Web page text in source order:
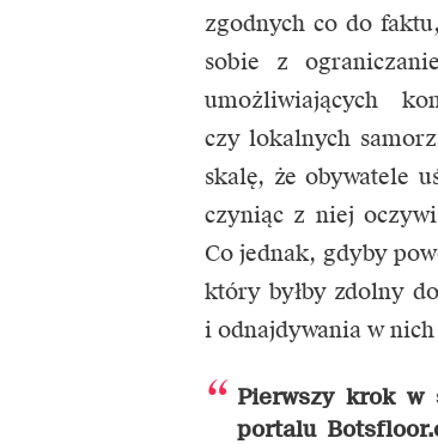
zgodnych co do
sobie z
umożliwiających
czy lokalnych
skalę, że obywatele
czyniąc z niej
Co jednak, gdyby
który byłby zdolny
i odnajdywania w
Pierwszy krok w
portalu